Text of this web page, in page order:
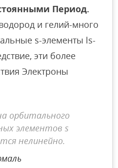
Период.
и гелий-много
s-элементы ls-
эти более
Электроны
орбитального
элементов s
нелинейно.